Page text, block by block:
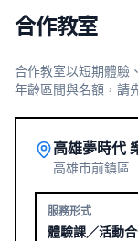
合作教室
合作教室以短期體驗
年齡區間與名額，請
高雄夢時代
高雄市前鎮區
服務形式
體驗課／活動